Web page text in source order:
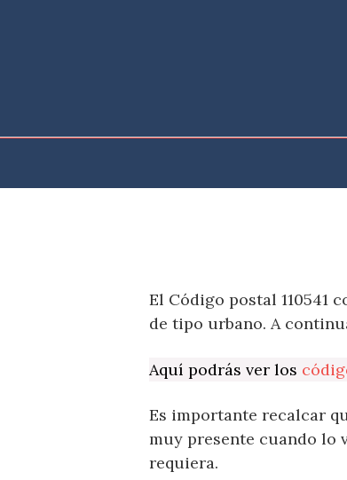
El Código postal 110541
de tipo urbano. A
Aquí podrás ver los
Es importante recalcar
muy presente cuando lo
requiera.